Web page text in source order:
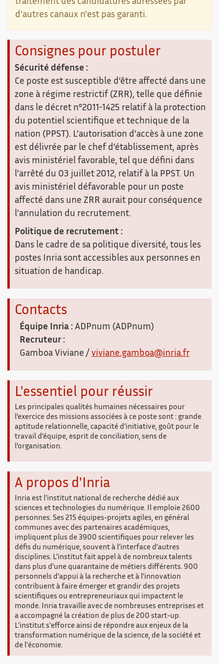
traitement des candidatures adressées par
d'autres canaux n'est pas garanti.
Consignes pour postuler
Sécurité défense :
Ce poste est susceptible d’être affecté dans une
zone à régime restrictif (ZRR), telle que définie
dans le décret n°2011-1425 relatif à la protection
du potentiel scientifique et technique de la
nation (PPST). L’autorisation d’accès à une zone
est délivrée par le chef d’établissement, après
avis ministériel favorable, tel que défini dans
l’arrêté du 03 juillet 2012, relatif à la PPST. Un
avis ministériel défavorable pour un poste
affecté dans une ZRR aurait pour conséquence
l’annulation du recrutement.
Politique de recrutement :
Dans le cadre de sa politique diversité, tous les
postes Inria sont accessibles aux personnes en
situation de handicap.
Contacts
Équipe Inria : ADPnum (ADPnum)
Recruteur :
Gamboa Viviane / viviane.gamboa@inria.fr
L'essentiel pour réussir
Les principales qualités humaines nécessaires pour
l’exercice des missions associées à ce poste sont : grande
aptitude relationnelle, capacité d’initiative, goût pour le
travail d’équipe, esprit de conciliation, sens de
l’organisation.
A propos d'Inria
Inria est l’institut national de recherche dédié aux
sciences et technologies du numérique. Il emploie 2600
personnes. Ses 215 équipes-projets agiles, en général
communes avec des partenaires académiques,
impliquent plus de 3900 scientifiques pour relever les
défis du numérique, souvent à l’interface d’autres
disciplines. L’institut fait appel à de nombreux talents
dans plus d’une quarantaine de métiers différents. 900
personnels d’appui à la recherche et à l’innovation
contribuent à faire émerger et grandir des projets
scientifiques ou entrepreneuriaux qui impactent le
monde. Inria travaille avec de nombreuses entreprises et
a accompagné la création de plus de 200 start-up.
L'institut s'eﬀorce ainsi de répondre aux enjeux de la
transformation numérique de la science, de la société et
de l'économie.